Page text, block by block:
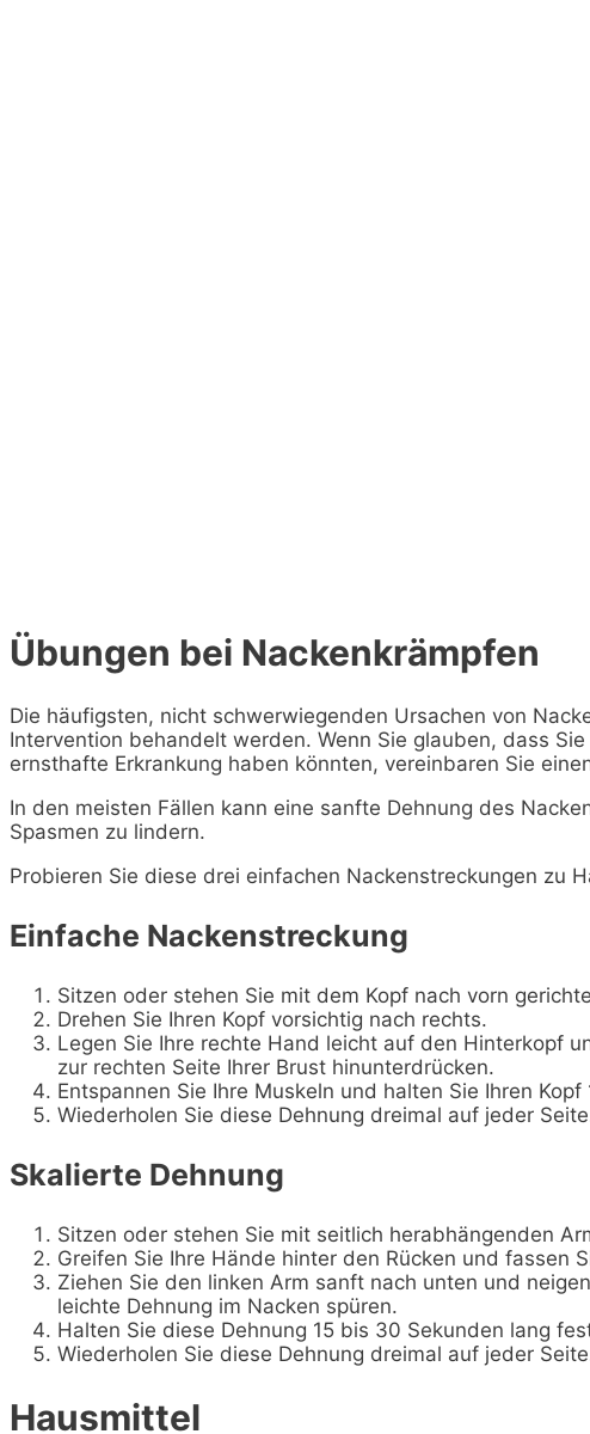
Übungen bei Nackenkrämpfen
Die häufigsten, nicht schwerwiegenden Ursachen von
Intervention behandelt werden. Wenn Sie glauben, dass
ernsthafte Erkrankung haben könnten, vereinbaren Sie
In den meisten Fällen kann eine sanfte Dehnung des
Spasmen zu lindern.
Probieren Sie diese drei einfachen Nackenstreckungen zu
Einfache Nackenstreckung
Sitzen oder stehen Sie mit dem Kopf nach vorn
Drehen Sie Ihren Kopf vorsichtig nach rechts.
Legen Sie Ihre rechte Hand leicht auf den Hinterkopf
zur rechten Seite Ihrer Brust hinunterdrücken.
Entspannen Sie Ihre Muskeln und halten Sie Ihren
Wiederholen Sie diese Dehnung dreimal auf jeder
Skalierte Dehnung
Sitzen oder stehen Sie mit seitlich herabhängenden
Greifen Sie Ihre Hände hinter den Rücken und fassen
Ziehen Sie den linken Arm sanft nach unten und
leichte Dehnung im Nacken spüren.
Halten Sie diese Dehnung 15 bis 30 Sekunden lang
Wiederholen Sie diese Dehnung dreimal auf jeder
Hausmittel